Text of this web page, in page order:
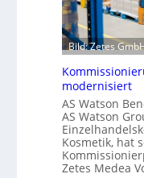
r
i
a
f
r
Bild: Zetes
modernisiert
AS Watson
AS Watson
Kosmetik, hat
Zetes Medea